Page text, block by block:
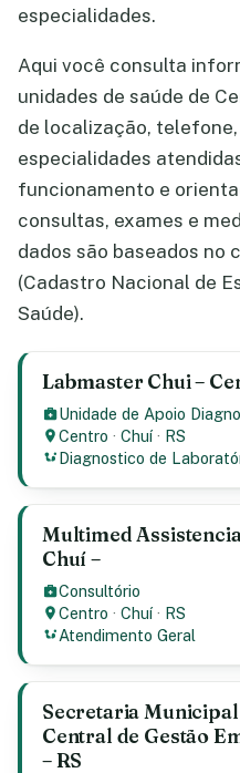
especialidades.
Aqui você consulta
unidades de saúde de
de localização,
especialidades
funcionamento e
consultas, exames e
dados são baseados no
(Cadastro Nacional de
Saúde).
Labmaster Chui –
Unidade de Apoio
Centro ·Chuí · RS
Diagnostico de
Multimed
Chuí –
Consultório
Centro ·Chuí · RS
Atendimento Geral
Secretaria Municipal
Central de Gestão
– RS